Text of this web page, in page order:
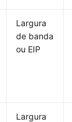
Largura
de banda
ou EIP
Largura